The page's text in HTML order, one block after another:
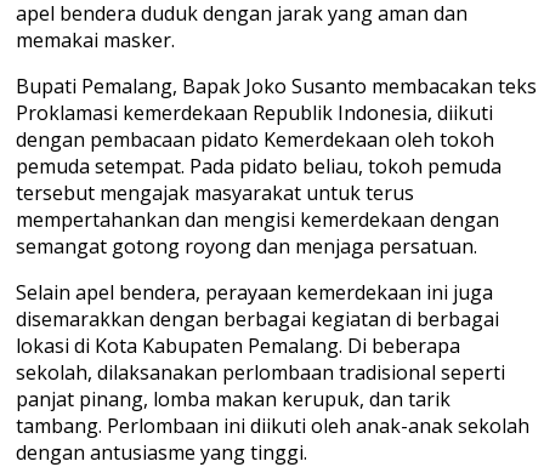
apel bendera duduk dengan jarak yang aman dan
memakai masker.
Bupati Pemalang, Bapak Joko Susanto membacakan teks
Proklamasi kemerdekaan Republik Indonesia, diikuti
dengan pembacaan pidato Kemerdekaan oleh tokoh
pemuda setempat. Pada pidato beliau, tokoh pemuda
tersebut mengajak masyarakat untuk terus
mempertahankan dan mengisi kemerdekaan dengan
semangat gotong royong dan menjaga persatuan.
Selain apel bendera, perayaan kemerdekaan ini juga
disemarakkan dengan berbagai kegiatan di berbagai
lokasi di Kota Kabupaten Pemalang. Di beberapa
sekolah, dilaksanakan perlombaan tradisional seperti
panjat pinang, lomba makan kerupuk, dan tarik
tambang. Perlombaan ini diikuti oleh anak-anak sekolah
dengan antusiasme yang tinggi.